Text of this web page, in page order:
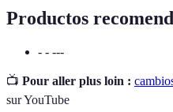
Productos
- - ---
📺 Pour aller plus loin :
sur YouTube